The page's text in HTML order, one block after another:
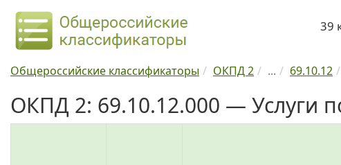
39
Общероссийские классификаторы ОКПД 2 ... 69.10.12
ОКПД 2: 69.10.12.000 — Услуги